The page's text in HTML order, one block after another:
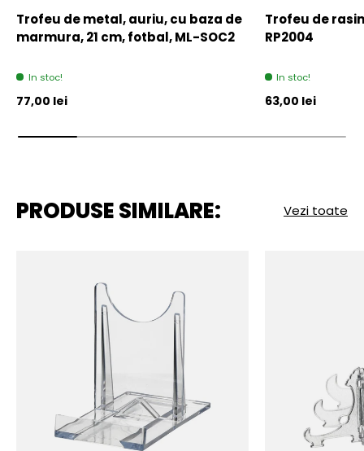
Trofeu de metal, auriu, cu baza de
marmura, 21 cm, fotbal, ML-SOC2
In stoc!
Pret initial
77,00 lei
Trofeu de
RP2004
In stoc!
Pret initial
63,00 lei
PRODUSE SIMILARE: Vezi toate